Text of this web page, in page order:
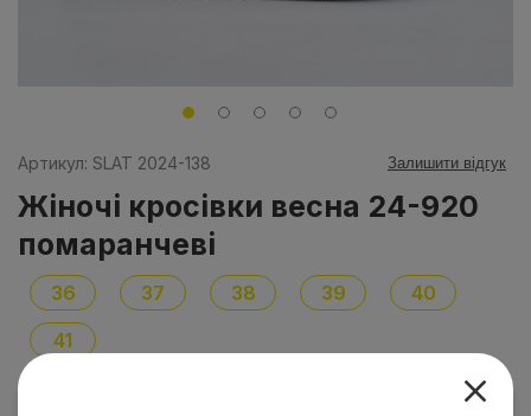
Артикул: SLAT 2024-138 Залишити відгук
Жіночі кросівки весна 24-920
помаранчеві
36 37 38 39
40
41